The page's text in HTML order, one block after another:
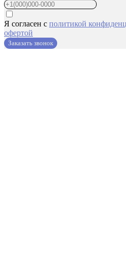
Я согласен с политикой
офертой
Заказать звонок